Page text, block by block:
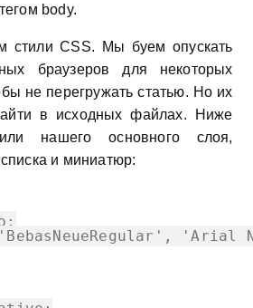
body.
стилиCSS. Мы буем опускать
браузеров для некоторых
не перегружать статью. Но их
в исходных файлах. Ниже
нашего основного слоя,
и миниатюр: